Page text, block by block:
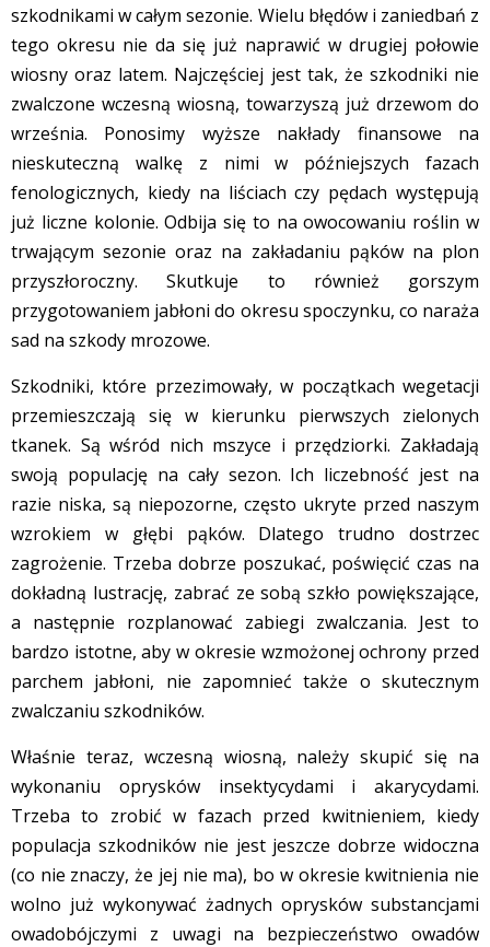
szkodnikami w całym sezonie. Wielu błędów i zaniedbań z
tego okresu nie da się już naprawić w drugiej połowie
wiosny oraz latem. Najczęściej jest tak, że szkodniki nie
zwalczone wczesną wiosną, towarzyszą już drzewom do
września. Ponosimy wyższe nakłady finansowe na
nieskuteczną walkę z nimi w późniejszych fazach
fenologicznych, kiedy na liściach czy pędach występują
już liczne kolonie. Odbija się to na owocowaniu roślin w
trwającym sezonie oraz na zakładaniu pąków na plon
przyszłoroczny. Skutkuje to również gorszym
przygotowaniem jabłoni do okresu spoczynku, co naraża
sad na szkody mrozowe.
Szkodniki, które przezimowały, w początkach wegetacji
przemieszczają się w kierunku pierwszych zielonych
tkanek. Są wśród nich mszyce i przędziorki. Zakładają
swoją populację na cały sezon. Ich liczebność jest na
razie niska, są niepozorne, często ukryte przed naszym
wzrokiem w głębi pąków. Dlatego trudno dostrzec
zagrożenie. Trzeba dobrze poszukać, poświęcić czas na
dokładną lustrację, zabrać ze sobą szkło powiększające,
a następnie rozplanować zabiegi zwalczania. Jest to
bardzo istotne, aby w okresie wzmożonej ochrony przed
parchem jabłoni, nie zapomnieć także o skutecznym
zwalczaniu szkodników.
Właśnie teraz, wczesną wiosną, należy skupić się na
wykonaniu oprysków insektycydami i akarycydami.
Trzeba to zrobić w fazach przed kwitnieniem, kiedy
populacja szkodników nie jest jeszcze dobrze widoczna
(co nie znaczy, że jej nie ma), bo w okresie kwitnienia nie
wolno już wykonywać żadnych oprysków substancjami
owadobójczymi z uwagi na bezpieczeństwo owadów